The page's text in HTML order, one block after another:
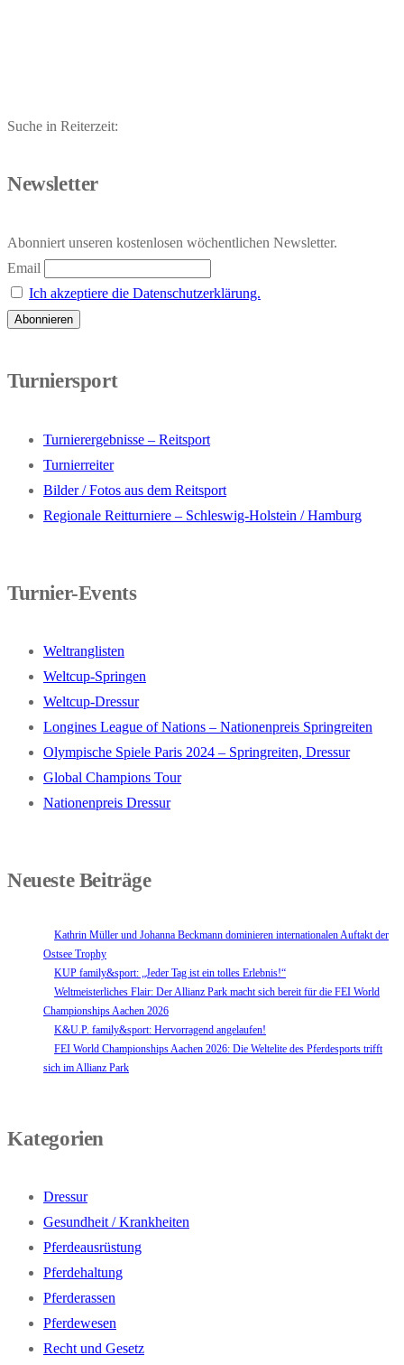
Suche in Reiterzeit:
Newsletter
Abonniert unseren kostenlosen wöchentlichen Newsletter.
Email
Ich akzeptiere die Datenschutzerklärung.
Turniersport
Turnierergebnisse – Reitsport
Turnierreiter
Bilder / Fotos aus dem Reitsport
Regionale Reitturniere – Schleswig-Holstein / Hamburg
Turnier-Events
Weltranglisten
Weltcup-Springen
Weltcup-Dressur
Longines League of Nations – Nationenpreis Springreiten
Olympische Spiele Paris 2024 – Springreiten, Dressur
Global Champions Tour
Nationenpreis Dressur
Neueste Beiträge
Kathrin Müller und Johanna Beckmann dominieren internationalen Auftakt der
Ostsee Trophy
KUP family&sport: „Jeder Tag ist ein tolles Erlebnis!“
Weltmeisterliches Flair: Der Allianz Park macht sich bereit für die FEI World
Championships Aachen 2026
K&U.P. family&sport: Hervorragend angelaufen!
FEI World Championships Aachen 2026: Die Weltelite des Pferdesports trifft
sich im Allianz Park
Kategorien
Dressur
Gesundheit / Krankheiten
Pferdeausrüstung
Pferdehaltung
Pferderassen
Pferdewesen
Recht und Gesetz